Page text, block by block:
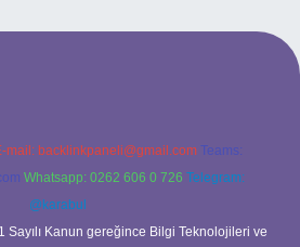
mail: backlinkpaneli@gmail.com Teams:
Whatsapp: 0262 606 0 726 Telegram:
@karabul
Sayılı Kanun gereğince Bilgi Teknolojileri ve